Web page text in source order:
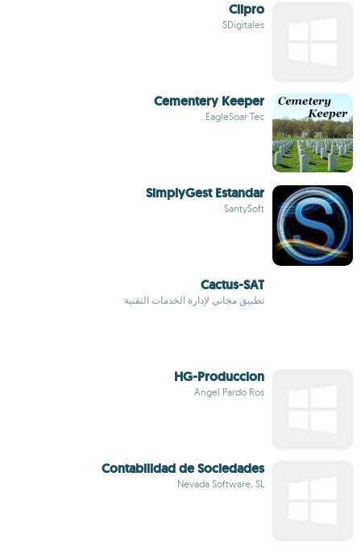
Clipro
SDigitales
Cementery Keeper
EagleSoar Tec.
SimplyGest Estandar
SantySoft
Cactus-SAT
تطبيق مجاني لإدارة الخدمات التقنية
HG-Produccion
Angel Pardo Ros
Contabilidad de Sociedades
Nevada Software, SL